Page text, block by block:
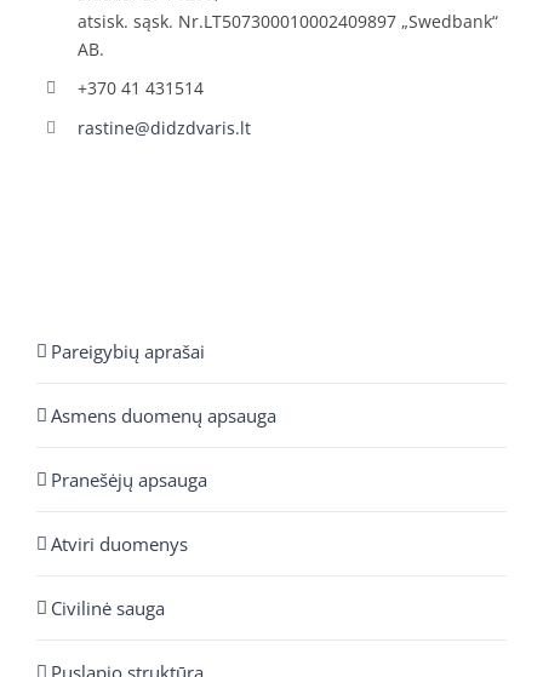
atsisk. sąsk. Nr.LT507300010002409897 „Swedbank“
AB.
+370 41 431514
rastine@didzdvaris.lt
Pareigybių aprašai
Asmens duomenų apsauga
Pranešėjų apsauga
Atviri duomenys
Civilinė sauga
Puslapio struktūra